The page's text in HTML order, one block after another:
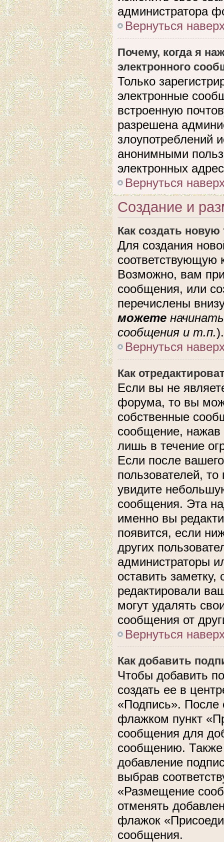
администратора
Вернуться
Почему, когда я
электронного
Только
электронные
встроенную
разрешена
злоупотреблений
анонимными
электронных
Вернуться
Создание и
Как создать новую
Для создания
соответствующую
Возможно, вам
сообщения, или
перечислены
можете
сообщения и т.п.).
Вернуться
Как
Если вы не
форума, то вы
собственные
сообщение, нажав
лишь в течение
Если после
пользователей,
увидите
сообщения. Эта
именно вы
появится, если
других
администраторы
оставить заметку,
редактировали
могут удалять
сообщения от
Вернуться
Как добавить
Чтобы добавить
создать ее в
«Подпись». После
флажком пункт
сообщения для
сообщению. Также
добавление
выбрав
«Размещение
отменять
флажок
сообщения.